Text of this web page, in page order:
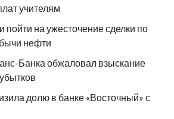
учителям
на ужесточение сделки по
нефти
Банка обжаловал взыскание
долю в банке «Восточный» с